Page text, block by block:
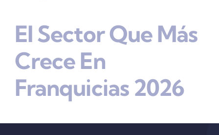
El Sector Que Más
Crece En
Franquicias 2026